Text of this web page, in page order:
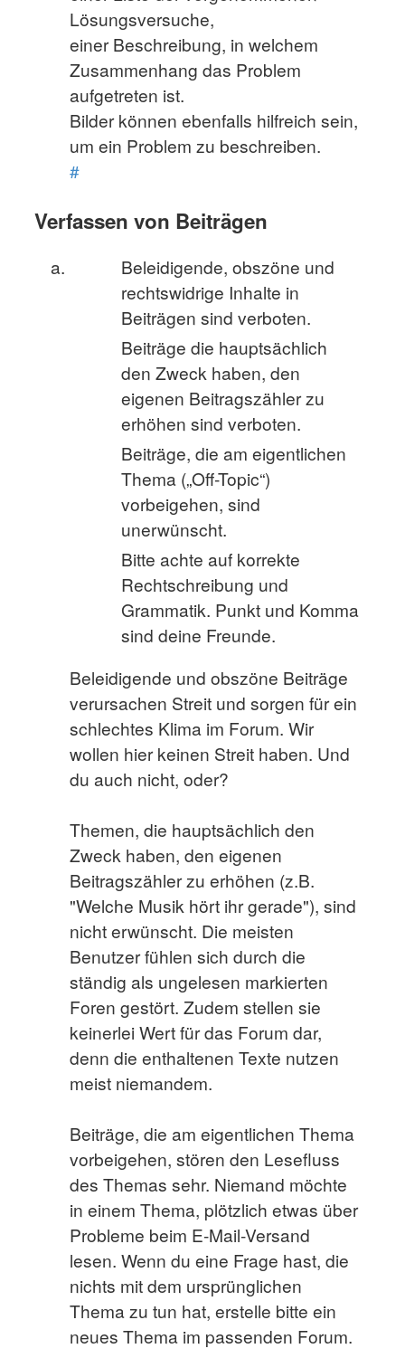
Lösungsversuche,
einer Beschreibung, in welchem
Zusammenhang das Problem
aufgetreten ist.
Bilder können ebenfalls hilfreich sein,
um ein Problem zu beschreiben.
#
Verfassen von Beiträgen
Beleidigende, obszöne und
rechtswidrige Inhalte in
Beiträgen sind verboten.
Beiträge die hauptsächlich
den Zweck haben, den
eigenen Beitragszähler zu
erhöhen sind verboten.
Beiträge, die am eigentlichen
Thema („Off-Topic“)
vorbeigehen, sind
unerwünscht.
Bitte achte auf korrekte
Rechtschreibung und
Grammatik. Punkt und Komma
sind deine Freunde.
Beleidigende und obszöne Beiträge
verursachen Streit und sorgen für ein
schlechtes Klima im Forum. Wir
wollen hier keinen Streit haben. Und
du auch nicht, oder?
Themen, die hauptsächlich den
Zweck haben, den eigenen
Beitragszähler zu erhöhen (z.B.
"Welche Musik hört ihr gerade"), sind
nicht erwünscht. Die meisten
Benutzer fühlen sich durch die
ständig als ungelesen markierten
Foren gestört. Zudem stellen sie
keinerlei Wert für das Forum dar,
denn die enthaltenen Texte nutzen
meist niemandem.
Beiträge, die am eigentlichen Thema
vorbeigehen, stören den Lesefluss
des Themas sehr. Niemand möchte
in einem Thema, plötzlich etwas über
Probleme beim E-Mail-Versand
lesen. Wenn du eine Frage hast, die
nichts mit dem ursprünglichen
Thema zu tun hat, erstelle bitte ein
neues Thema im passenden Forum.